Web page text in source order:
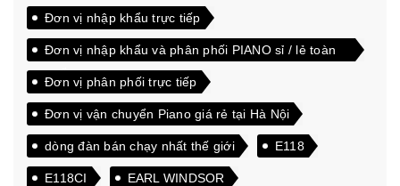
Đơn vị nhập khẩu trực tiếp
Đơn vị nhập khẩu và phân phối PIANO sỉ / lẻ toàn
quốc
Đơn vị phân phối trực tiếp
Đơn vị vận chuyển Piano giá rẻ tại Hà Nội
dòng đàn bán chạy nhất thế giới E118
E118CI EARL WINDSOR